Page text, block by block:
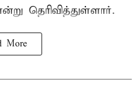
தெரிவித்துள்ளார்.
More